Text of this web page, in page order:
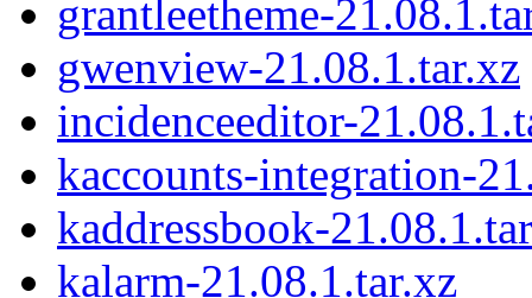
grantleetheme-
gwenview-21.08.1.tar.xz
incidenceeditor-
kaccounts-integration-
kaddressbook-
kalarm-21.08.1.tar.xz